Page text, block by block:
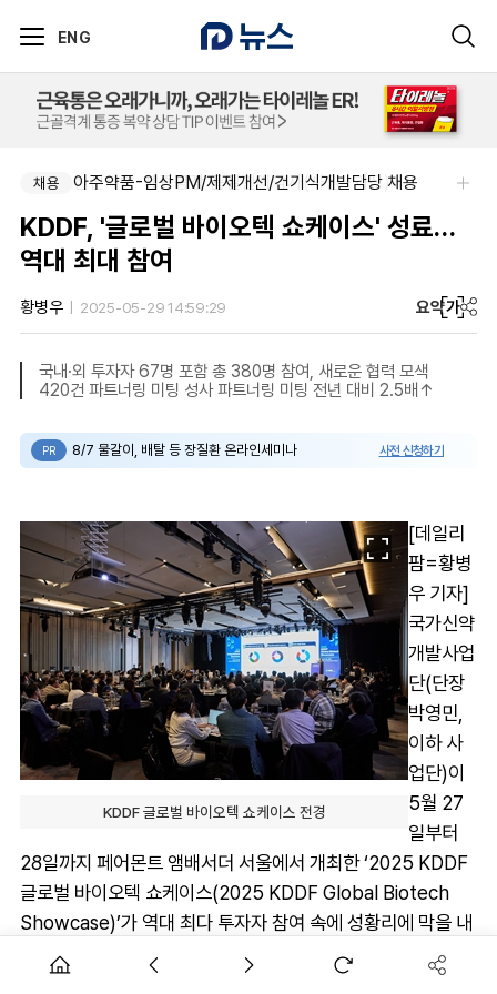
ENG
채용 신신제약-세종공장 품질관리약사(사원~과장)
채용 아주약품-임상PM/제제개선/건기식개발담당 채용
KDDF, '글로벌 바이오텍 쇼케이스' 성료…
역대 최대 참여
황병우 2025-05-29 14:59:29 요약가
국내·외 투자자 67명 포함 총 380명 참여, 새로운 협력 모색
420건 파트너링 미팅 성사 파트너링 미팅 전년 대비 2.5배↑
PR 8/7 물갈이, 배탈 등 장질환 온라인세미나 사전 신청하기
KDDF 글로벌 바이오텍 쇼케이스 전경
[데일리
팜=황병
우 기자]
국가신약
개발사업
단(단장
박영민,
이하 사
업단)이
5월 27
일부터
28일까지 페어몬트 앰배서더 서울에서 개최한 ‘2025 KDDF
글로벌 바이오텍 쇼케이스(2025 KDDF Global Biotech
Showcase)’가 역대 최다 투자자 참여 속에 성황리에 막을 내
렸다.